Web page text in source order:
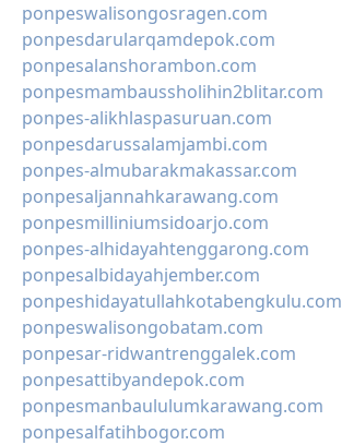
ponpeswalisongosragen.com
ponpesdarularqamdepok.com
ponpesalanshorambon.com
ponpesmambaussholihin2blitar.com
ponpes-alikhlaspasuruan.com
ponpesdarussalamjambi.com
ponpes-almubarakmakassar.com
ponpesaljannahkarawang.com
ponpesmilliniumsidoarjo.com
ponpes-alhidayahtenggarong.com
ponpesalbidayahjember.com
ponpeshidayatullahkotabengkulu.com
ponpeswalisongobatam.com
ponpesar-ridwantrenggalek.com
ponpesattibyandepok.com
ponpesmanbaululumkarawang.com
ponpesalfatihbogor.com